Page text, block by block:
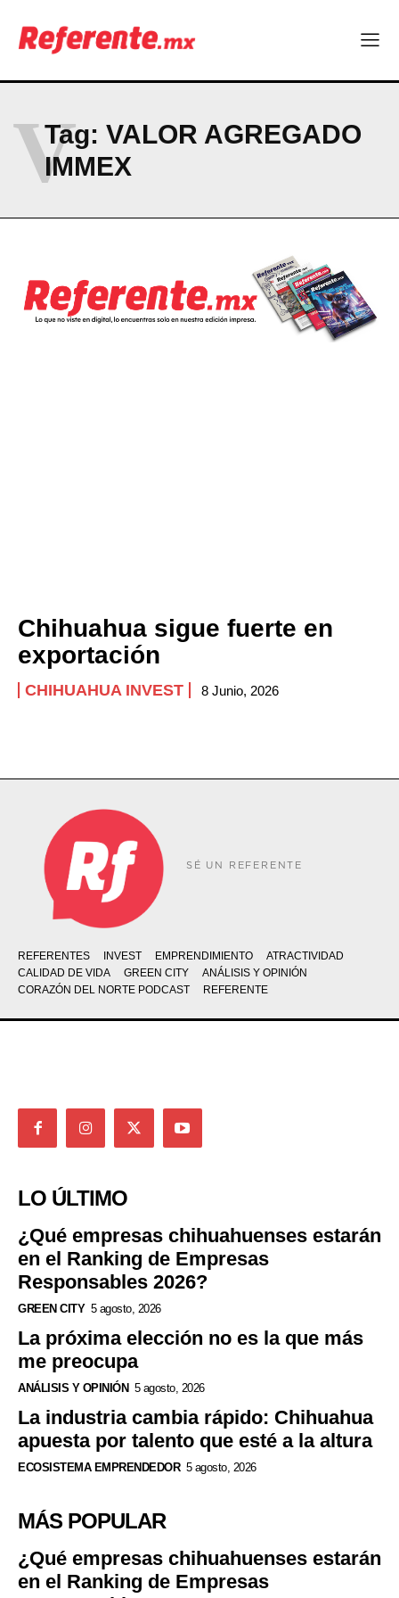
Company
PRIVACY POLICY
NEWSLETTER
Tag: VALOR AGREGADO
IMMEX
V
Chihuahua sigue fuerte en
exportación
CHIHUAHUA INVEST 8 Junio, 2026
SÉ UN REFERENTE
REFERENTES INVEST EMPRENDIMIENTO
ATRACTIVIDAD
CALIDAD DE VIDA
GREEN CITY
ANÁLISIS Y OPINIÓN
CORAZÓN DEL NORTE PODCAST
REFERENTE
LO ÚLTIMO
¿Qué empresas chihuahuenses estarán
en el Ranking de Empresas
Responsables 2026?
GREEN CITY 5 agosto, 2026
La próxima elección no es la que más
me preocupa
ANÁLISIS Y OPINIÓN 5 agosto, 2026
La industria cambia rápido: Chihuahua
apuesta por talento que esté a la altura
ECOSISTEMA EMPRENDEDOR 5 agosto, 2026
MÁS POPULAR
¿Qué empresas chihuahuenses estarán
en el Ranking de Empresas